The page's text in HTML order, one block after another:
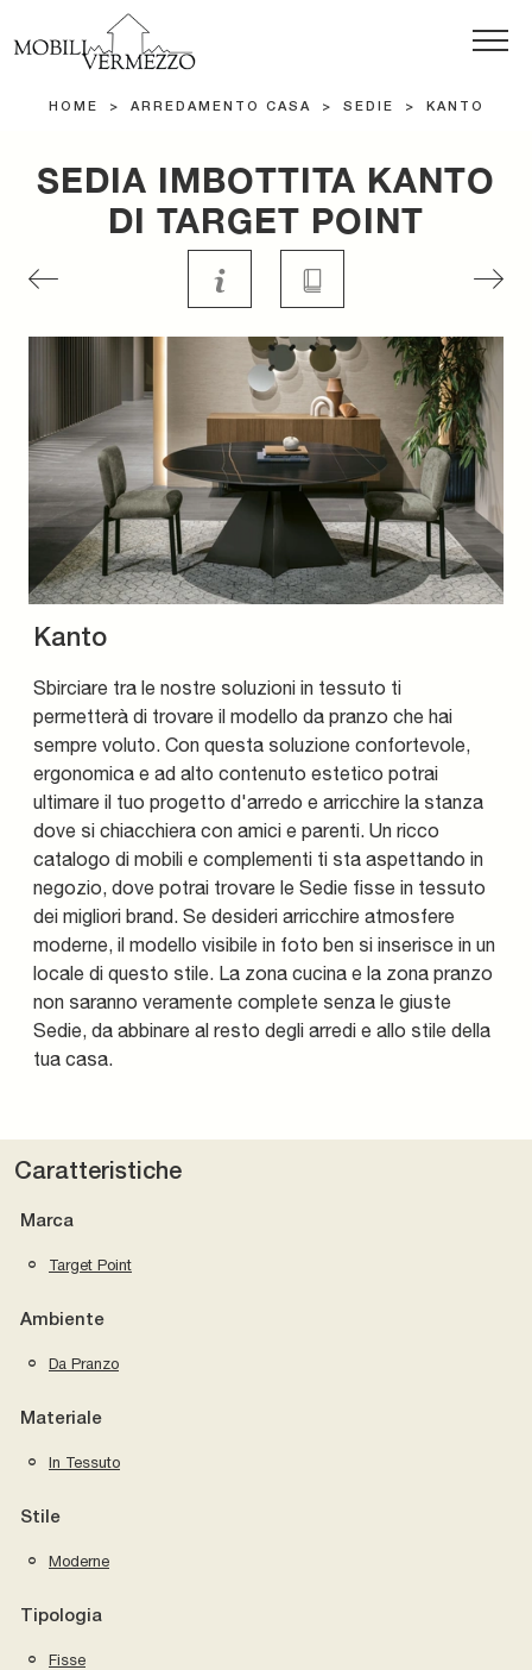
HOME > ARREDAMENTO CASA > SEDIE > KANTO
SEDIA IMBOTTITA KANTO
DI TARGET POINT
Kanto
Sbirciare tra le nostre soluzioni in tessuto ti
permetterà di trovare il modello da pranzo che hai
sempre voluto. Con questa soluzione confortevole,
ergonomica e ad alto contenuto estetico potrai
ultimare il tuo progetto d'arredo e arricchire la stanza
dove si chiacchiera con amici e parenti. Un ricco
catalogo di mobili e complementi ti sta aspettando in
negozio, dove potrai trovare le Sedie fisse in tessuto
dei migliori brand. Se desideri arricchire atmosfere
moderne, il modello visibile in foto ben si inserisce in un
locale di questo stile. La zona cucina e la zona pranzo
non saranno veramente complete senza le giuste
Sedie, da abbinare al resto degli arredi e allo stile della
tua casa.
Caratteristiche
Marca
Target Point
Ambiente
Da Pranzo
Materiale
In Tessuto
Stile
Moderne
Tipologia
Fisse